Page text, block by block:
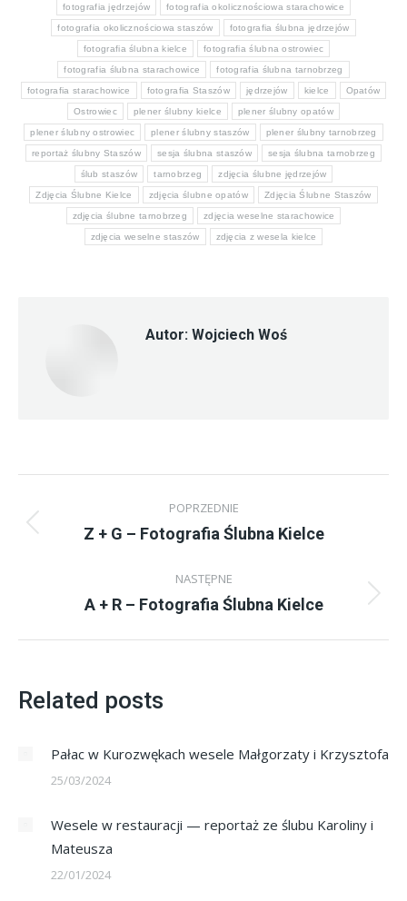
fotografia jędrzejów fotografia okolicznościowa starachowice
fotografia okolicznościowa staszów fotografia ślubna jędrzejów
fotografia ślubna kielce fotografia ślubna ostrowiec
fotografia ślubna starachowice fotografia ślubna tarnobrzeg
fotografia starachowice fotografia Staszów jędrzejów kielce Opatów
Ostrowiec plener ślubny kielce plener ślubny opatów
plener ślubny ostrowiec plener ślubny staszów plener ślubny tarnobrzeg
reportaż ślubny Staszów sesja ślubna staszów sesja ślubna tarnobrzeg
ślub staszów tarnobrzeg zdjęcia ślubne jędrzejów
Zdjęcia Ślubne Kielce zdjęcia ślubne opatów Zdjęcia Ślubne Staszów
zdjęcia ślubne tarnobrzeg zdjęcia weselne starachowice
zdjęcia weselne staszów zdjęcia z wesela kielce
Autor: Wojciech Woś
Nawigacja
wpisów
POPRZEDNIE
Poprzedni
Z + G – Fotografia Ślubna Kielce
NASTĘPNE
Następny
A + R – Fotografia Ślubna Kielce
Related posts
Pałac w Kurozwękach wesele Małgorzaty i Krzysztofa
25/03/2024
Wesele w restauracji — reportaż ze ślubu Karoliny i
Mateusza
22/01/2024